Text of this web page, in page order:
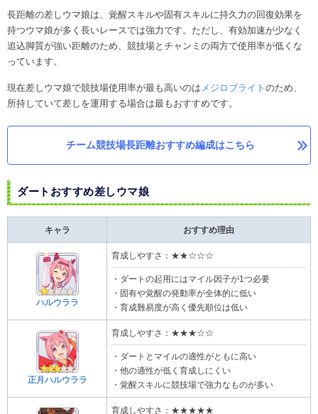
長距離の差しウマ娘は、覚醒スキルや固有スキルに持久力の回復効果を
持つウマ娘が多く長いレースでは強力です。ただし、有効加速が少なく
追込脚質が強い距離のため、競技場とチャンミの両方で使用率が低くな
っています。
現在差しウマ娘で競技場使用率が最も高いのは メジロブライト のため、
所持していて差しを運用する場合は最もおすすめです。
チーム競技場長距離おすすめ編成はこちら
ダートおすすめ差しウマ娘​
キャラ おすすめ理由
ハルウララ
育成しやすさ：★★☆☆☆
・ダートの起用にはマイル因子が1つ必要
・固有や覚醒の発動率が全体的に低い
・育成難易度が高く優先順位は低い
正月ハルウララ
育成しやすさ：★★★☆☆
・ダートとマイルの適性がともに高い
・他の適性が低く育成しにくい
・覚醒スキルに競技場で強力なものが多い
育成しやすさ：★★★★★